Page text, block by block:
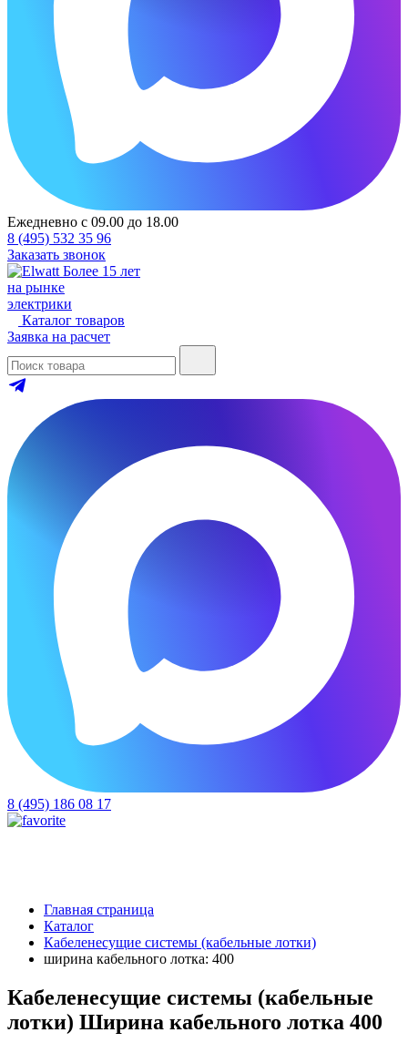
Ежедневно с 09.00 до 18.00
8 (495) 532 35 96
Заказать звонок
Более 15 лет
на рынке
электрики
Каталог товаров
Заявка на расчет
8 (495) 186 08 17
Главная страница
Каталог
Кабеленесущие системы (кабельные лотки)
ширина кабельного лотка: 400
Кабеленесущие системы (кабельные
лотки) Ширина кабельного лотка 400